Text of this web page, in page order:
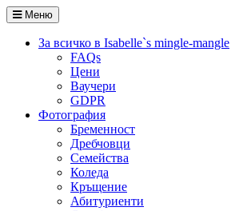
Меню
За всичко в Isabelle`s mingle-mangle
FAQs
Цени
Ваучери
GDPR
Фотография
Бременност
Дребчовци
Семейства
Коледа
Кръщение
Абитуриенти